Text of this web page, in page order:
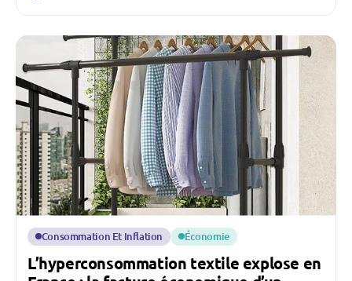
Consommation Et Inflation Économie
L’hyperconsommation textile explose en